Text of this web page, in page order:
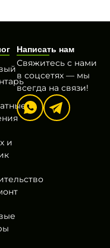
и
Написать нам
Свяжитесь с нами
в соцсетях — мы
всегда на связи!